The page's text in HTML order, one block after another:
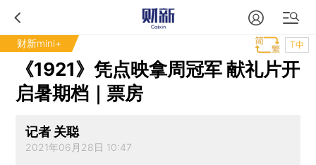
财新mini+ T中
《1921》凭点映拿周冠军 献礼片开
启暑期档｜票房
记者 关聪
2021年06月28日 10:47